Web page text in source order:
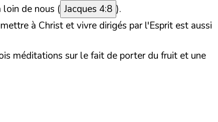
loin de nous ( Jacques 4:8 ).
à Christ et vivre dirigés par l'Esprit est aussi
méditations sur le fait de porter du fruit et une